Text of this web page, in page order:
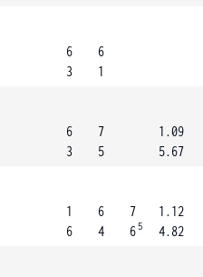
6
3
6
1
6
3
7
5
1.09
5.67
1
6
6
4
7
6 5
1.12
4.82